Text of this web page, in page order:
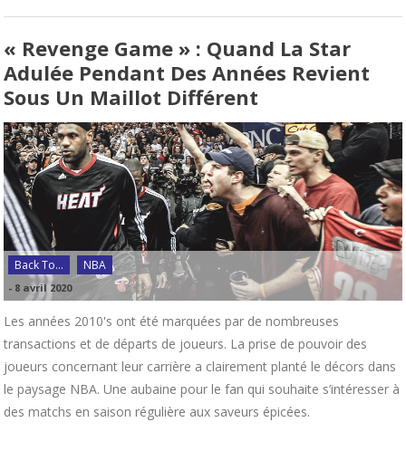
« Revenge Game » : Quand La Star
Adulée Pendant Des Années Revient
Sous Un Maillot Différent
Back To... NBA
- 8 avril 2020
Les années 2010's ont été marquées par de nombreuses
transactions et de départs de joueurs. La prise de pouvoir des
joueurs concernant leur carrière a clairement planté le décors dans
le paysage NBA. Une aubaine pour le fan qui souhaite s’intéresser à
des matchs en saison régulière aux saveurs épicées.